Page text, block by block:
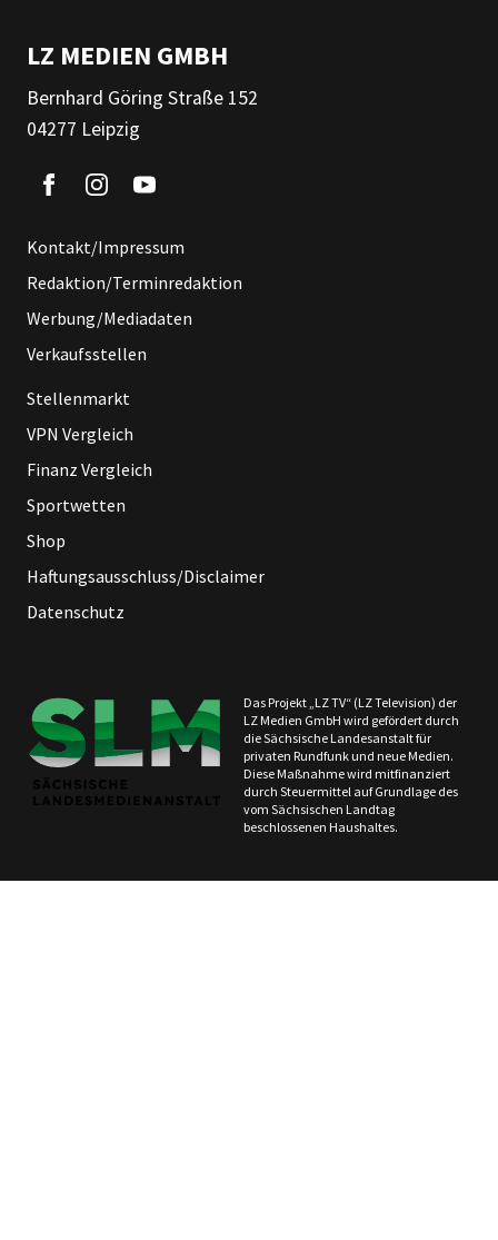
LZ MEDIEN GMBH
Bernhard Göring Straße 152
04277 Leipzig
Kontakt/Impressum
Redaktion/Terminredaktion
Werbung/Mediadaten
Verkaufsstellen
Stellenmarkt
VPN Vergleich
Finanz Vergleich
Sportwetten
Shop
Haftungsausschluss/Disclaimer
Datenschutz
Das Projekt „LZ TV“ (LZ Television) der
LZ Medien GmbH wird gefördert durch
die Sächsische Landesanstalt für
privaten Rundfunk und neue Medien.
Diese Maßnahme wird mitfinanziert
durch Steuermittel auf Grundlage des
vom Sächsischen Landtag
beschlossenen Haushaltes.